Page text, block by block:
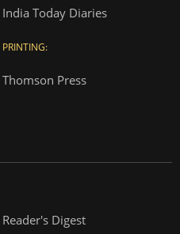
India Today Diaries
PRINTING:
Thomson Press
Reader's Digest